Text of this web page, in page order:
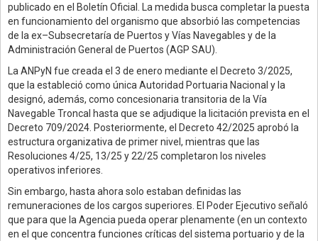
publicado en el Boletín Oficial. La medida busca completar la puesta
en funcionamiento del organismo que absorbió las competencias
de la ex–Subsecretaría de Puertos y Vías Navegables y de la
Administración General de Puertos (AGP SAU).
La ANPyN fue creada el 3 de enero mediante el Decreto 3/2025,
que la estableció como única Autoridad Portuaria Nacional y la
designó, además, como concesionaria transitoria de la Vía
Navegable Troncal hasta que se adjudique la licitación prevista en el
Decreto 709/2024. Posteriormente, el Decreto 42/2025 aprobó la
estructura organizativa de primer nivel, mientras que las
Resoluciones 4/25, 13/25 y 22/25 completaron los niveles
operativos inferiores.
Sin embargo, hasta ahora solo estaban definidas las
remuneraciones de los cargos superiores. El Poder Ejecutivo señaló
que para que la Agencia pueda operar plenamente (en un contexto
en el que concentra funciones críticas del sistema portuario y de la